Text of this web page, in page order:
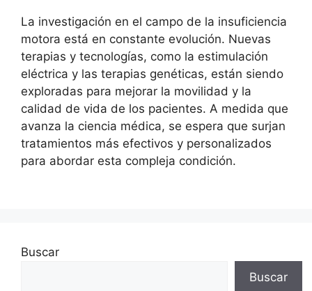
La investigación en el campo de la insuficiencia
motora está en constante evolución. Nuevas
terapias y tecnologías, como la estimulación
eléctrica y las terapias genéticas, están siendo
exploradas para mejorar la movilidad y la
calidad de vida de los pacientes. A medida que
avanza la ciencia médica, se espera que surjan
tratamientos más efectivos y personalizados
para abordar esta compleja condición.
Buscar
Buscar